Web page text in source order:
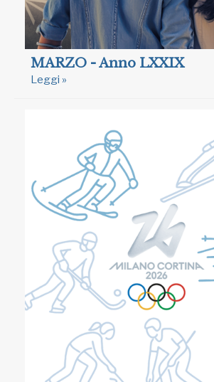
MARZO - Anno LXXIX
Leggi »